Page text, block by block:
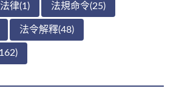
法律(1) 法規命令(25)
法令解釋(48)